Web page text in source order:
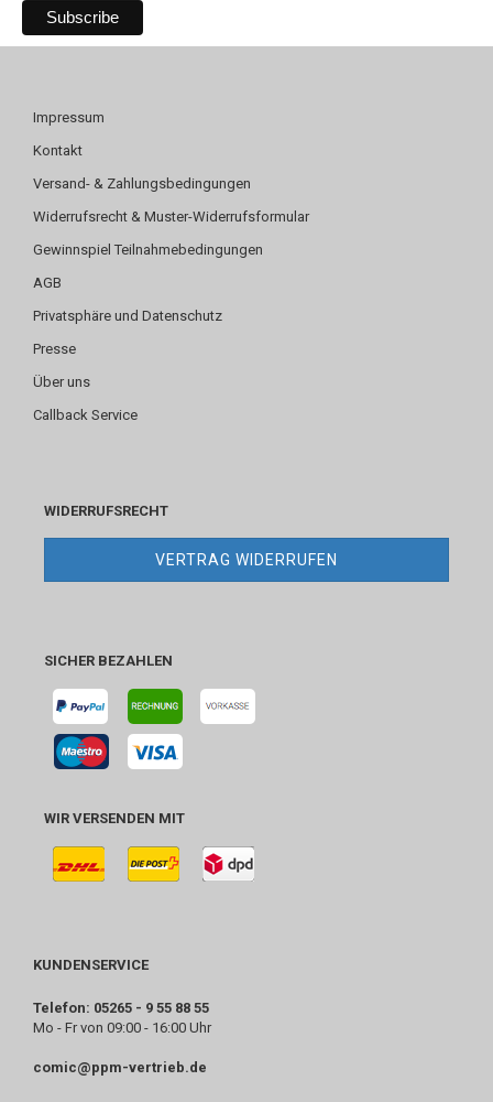
Impressum
Kontakt
Versand- & Zahlungsbedingungen
Widerrufsrecht & Muster-Widerrufsformular
Gewinnspiel Teilnahmebedingungen
AGB
Privatsphäre und Datenschutz
Presse
Über uns
Callback Service
WIDERRUFSRECHT
VERTRAG WIDERRUFEN
SICHER BEZAHLEN
WIR VERSENDEN MIT
KUNDENSERVICE
Telefon: 05265 - 9 55 88 55
Mo - Fr von 09:00 - 16:00 Uhr
comic@ppm-vertrieb.de